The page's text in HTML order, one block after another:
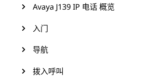
Avaya J139 IP 电话 概览
入门
导航
拨入呼叫